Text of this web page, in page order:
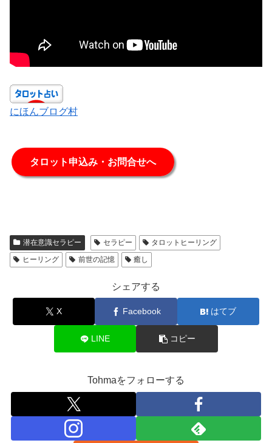
にほんブログ村
タロット申込み・お問合せへ
潜在意識セラピー セラピー
タロットヒーリング
ヒーリング
前世の記憶 癒し
シェアする
X Facebook はてブ
LINE コピー
Tohmaをフォローする